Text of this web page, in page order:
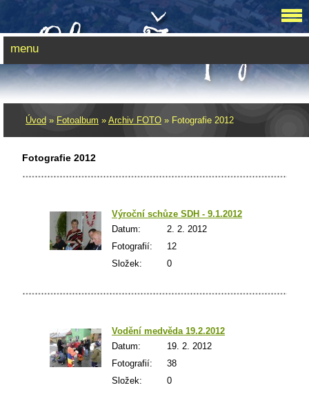
Úvod » Fotoalbum » Archiv FOTO » Fotografie 2012
Fotografie 2012
Výroční schůze SDH - 9.1.2012
Datum:
2. 2. 2012
Fotografií:
12
Složek:
0
Vodění medvěda 19.2.2012
Datum:
19. 2. 2012
Fotografií:
38
Složek:
0
menu